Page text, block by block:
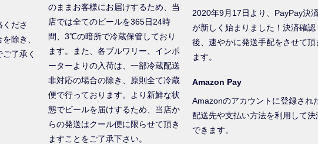
ださ
除き、
了承く
のままお客様にお届けするため、当
店では全てのビールを365日24時
間、3℃の暗所で冷蔵保管しており
ます。また、各ブルワリー、インポ
ーターよりの入荷は、一部冷蔵配送
非対応の場合の除き、原則全て冷蔵
便で行っております。より新鮮な状
態でビールを届けするため、当店か
らの発送はクール便に限らせて頂き
ますことをご了承下さい。
2020年9月17日より、PayPay決
が新しく始まりました！決済確認
後、速やかに発送手配をさせて頂
ます。
Amazon Pay
Amazonのアカウントに登録され
配送先や支払い方法を利用して決
できます。